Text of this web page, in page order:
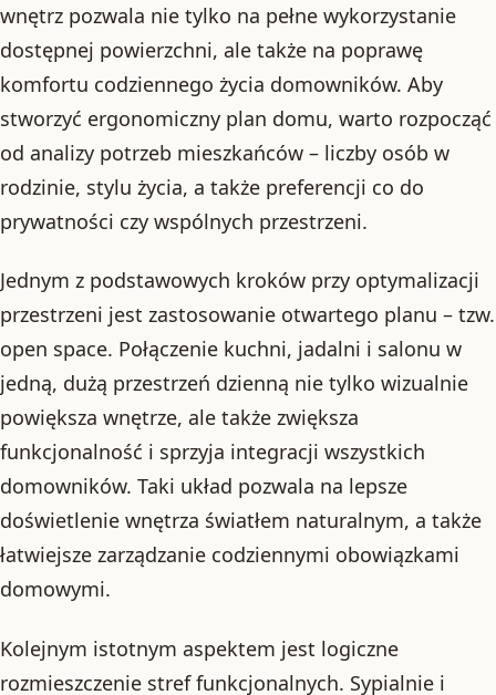
wnętrz pozwala nie tylko na pełne wykorzystanie
dostępnej powierzchni, ale także na poprawę
komfortu codziennego życia domowników. Aby
stworzyć ergonomiczny plan domu, warto rozpocząć
od analizy potrzeb mieszkańców – liczby osób w
rodzinie, stylu życia, a także preferencji co do
prywatności czy wspólnych przestrzeni.
Jednym z podstawowych kroków przy optymalizacji
przestrzeni jest zastosowanie otwartego planu – tzw.
open space. Połączenie kuchni, jadalni i salonu w
jedną, dużą przestrzeń dzienną nie tylko wizualnie
powiększa wnętrze, ale także zwiększa
funkcjonalność i sprzyja integracji wszystkich
domowników. Taki układ pozwala na lepsze
doświetlenie wnętrza światłem naturalnym, a także
łatwiejsze zarządzanie codziennymi obowiązkami
domowymi.
Kolejnym istotnym aspektem jest logiczne
rozmieszczenie stref funkcjonalnych. Sypialnie i